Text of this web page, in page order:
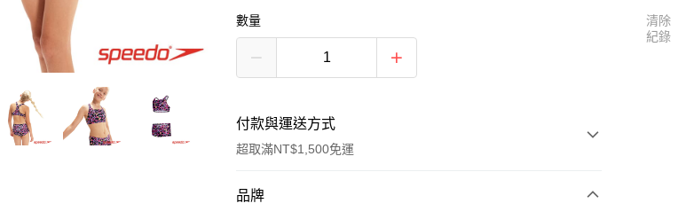
數量
付款與運送方式
超取滿NT$1,500免運
付款方式
品牌
清除
紀錄